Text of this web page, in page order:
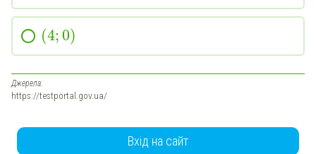
(4;0)
Джерела:
https://testportal.gov.ua/
Вхід на сайт